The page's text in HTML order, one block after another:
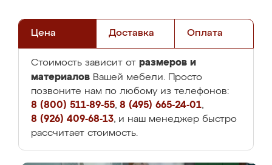
Цена Доставка Оплата
Стоимость зависит от размеров и
материалов Вашей мебели. Просто
позвоните нам по любому из телефонов:
8 (800) 511-89-55, 8 (495) 665-24-01,
8 (926) 409-68-13, и наш менеджер быстро
рассчитает стоимость.